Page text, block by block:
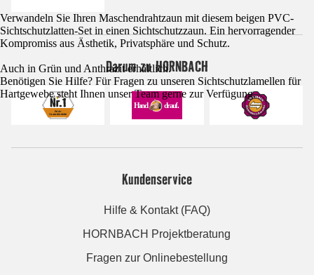
Verwandeln Sie Ihren Maschendrahtzaun mit diesem beigen PVC-
Sichtschutzlatten-Set in einen Sichtschutzzaun. Ein hervorragender
Kompromiss aus Ästhetik, Privatsphäre und Schutz.
Auch in Grün und Anthrazit erhältlich.
Benötigen Sie Hilfe? Für Fragen zu unseren Sichtschutzlamellen für
Hartgewebe steht Ihnen unser Team gerne zur Verfügung.
Darum zu HORNBACH
Kundenservice
Hilfe & Kontakt (FAQ)
HORNBACH Projektberatung
Fragen zur Onlinebestellung